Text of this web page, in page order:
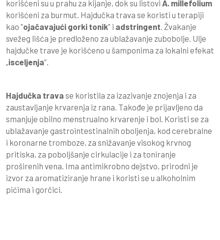
korišćeni su u prahu za kijanje, dok su listovi A. millefolium
korišćeni za burmut. Hajdučka trava se koristi u terapiji
kao "ojačavajući gorki tonik" i adstringent . Žvakanje
svežeg lišća je predloženo za ublažavanje zubobolje. Ulje
hajdučke trave je korišćeno u šamponima za lokalni efekat
„isceljenja“.
Hajdučka trava se koristila za izazivanje znojenja i za
zaustavljanje krvarenja iz rana. Takođe je prijavljeno da
smanjuje obilno menstrualno krvarenje i bol. Koristi se za
ublažavanje gastrointestinalnih oboljenja, kod cerebralne
i koronarne tromboze, za snižavanje visokog krvnog
pritiska, za poboljšanje cirkulacije i za toniranje
proširenih vena. Ima antimikrobno dejstvo, prirodni je
izvor za aromatiziranje hrane i koristi se u alkoholnim
pićima i gorčici.